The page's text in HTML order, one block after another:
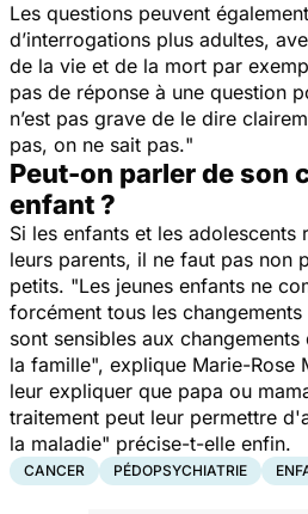
Les questions peuvent
d’interrogations plus adultes,
de la vie et de la mort par
pas de réponse à une question
n’est pas grave de le dire
pas, on ne sait pas."
Peut-on parler de son
enfant ?
Si les enfants et les adolescents
leurs parents, il ne faut pas non
petits. "Les jeunes enfants ne
forcément tous les
sont sensibles aux
la famille", explique Marie-Rose
leur expliquer que papa ou
traitement peut leur permettre
la maladie" précise-t-elle enfin.
CANCER PÉDOPSYCHIATRIE